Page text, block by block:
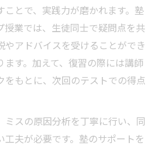
ことで、実践力が磨かれます。塾
授業では、生徒同士で疑問点を共
やアドバイスを受けることができ
ます。加えて、復習の際には講師
をもとに、次回のテストでの得点
ミスの原因分析を丁寧に行い、同
工夫が必要です。塾のサポートを